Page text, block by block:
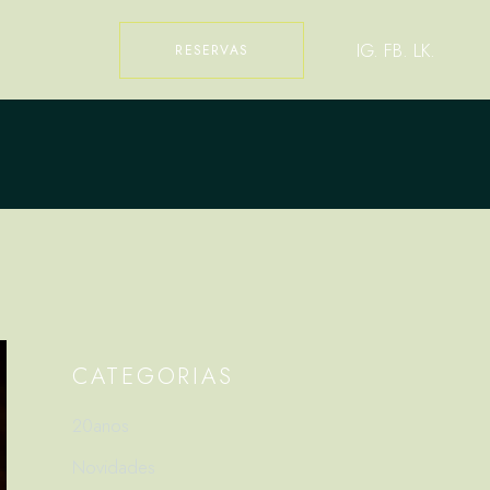
RESERVAS IG. FB. LK.
CATEGORIAS